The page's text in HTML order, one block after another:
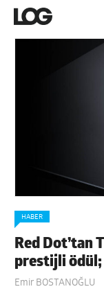
HABER
Red Dot’tan
prestijli
Emir BOSTANOĞLU